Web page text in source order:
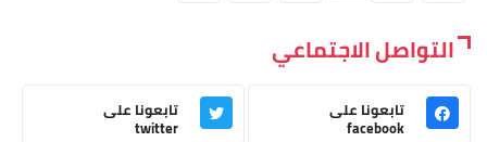
التواصل الاجتماعي
تابعونا على
facebook
تابعونا على
twitter